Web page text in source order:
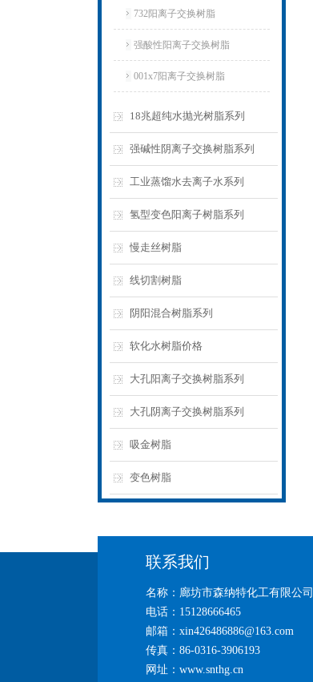
732阳离子交换树脂
强酸性阳离子交换树脂
001x7阳离子交换树脂
18兆超纯水抛光树脂系列
强碱性阴离子交换树脂系列
工业蒸馏水去离子水系列
氢型变色阳离子树脂系列
慢走丝树脂
线切割树脂
阴阳混合树脂系列
软化水树脂价格
大孔阳离子交换树脂系列
大孔阴离子交换树脂系列
吸金树脂
变色树脂
联系我们
名称：廊坊市森纳特化工有限公司
电话：15128666465
邮箱：xin426486886@163.com
传真：86-0316-3906193
网址：www.snthg.cn